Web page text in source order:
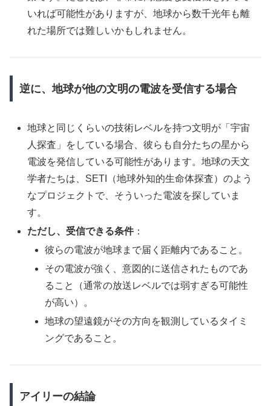
いれば可能性がありますが、地球から数千光年も離
れた場所では難しいかもしれません。
逆に、地球が他の文明の電波を受信する場合
地球と同じくらいの技術レベルを持つ文明が「宇宙
人探査」をしている場合、彼らも自分たちの星から
電波を発信している可能性があります。地球の天文
学者たちは、SETI（地球外知的生命体探査）のよう
なプロジェクトで、そういった電波を探していま
す。
ただし、受信できる条件：
彼らの電波が地球まで届く距離内であること。
その電波が強く、意図的に送信されたものであ
ること（通常の放送レベルでは弱すぎる可能性
が高い）。
地球の望遠鏡がその方向を観測しているタイミ
ングであること。
アイリーの結論